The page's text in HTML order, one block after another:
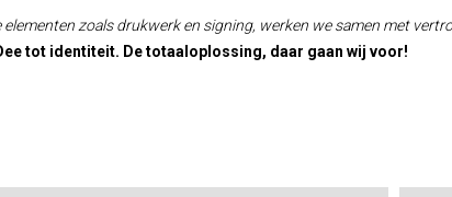
zoals drukwerk en signing, werken we samen met
tot identiteit. De totaaloplossing, daar gaan wij voor!